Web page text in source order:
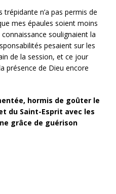
n’a pas permis de
mes épaules soient moins
soulignaient la
pesaient sur les
de la session, et ce jour
présence de Dieu encore
hormis de goûter le
du Saint-Esprit avec les
grâce de guérison